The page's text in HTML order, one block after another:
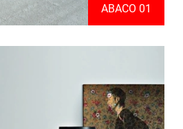
ABACO 01